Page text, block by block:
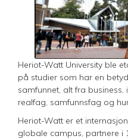
Heriot-Watt University ble
på studier som har en
samfunnet, alt fra
realfag, samfunnsfag og
Heriot-Watt er et
globale campus, partnere i